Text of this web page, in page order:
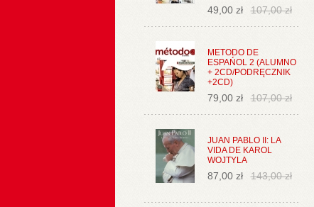
49,00 zł 107,00 zł
METODO DE
ESPAŃOL 2 (ALUMNO
+ 2CD/PODRĘCZNIK
+2CD)
79,00 zł 107,00 zł
JUAN PABLO II: LA
VIDA DE KAROL
WOJTYLA
87,00 zł 143,00 zł